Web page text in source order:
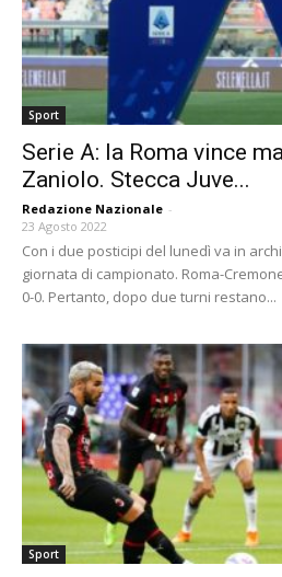
Sport
Serie A: la Roma vince
Zaniolo. Stecca Juve...
Redazione Nazionale -
23 Agosto 2022
Con i due posticipi del lunedì va in
giornata di campionato. Roma-
0-0. Pertanto, dopo due turni restano...
Sport